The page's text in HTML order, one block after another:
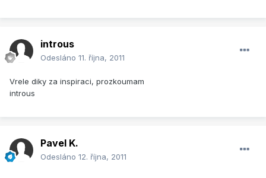
introus
Odesláno 11. října, 2011
Vrele diky za inspiraci, prozkoumam
introus
Pavel K.
Odesláno 12. října, 2011